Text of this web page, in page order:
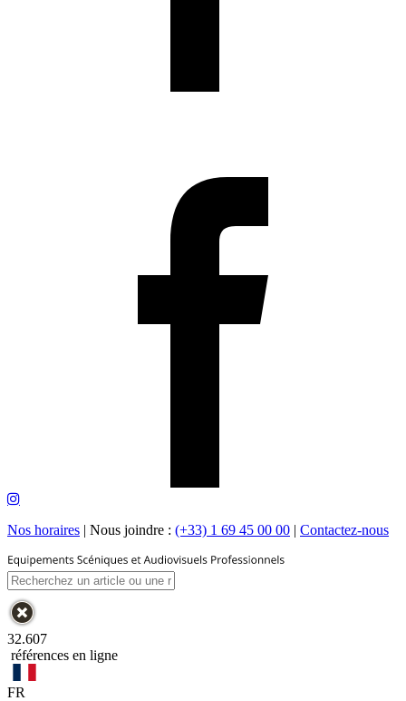
Nos horaires | Nous joindre : (+33) 1 69 45 00 00 | Contactez-nous
32.607
références en ligne
FR